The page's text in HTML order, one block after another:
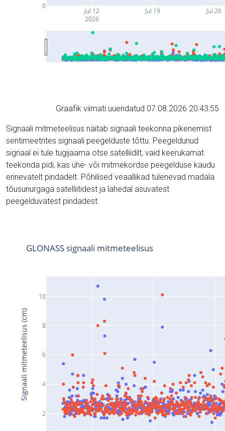
Jul 12
2026
Jul 19 Jul 26
0
Graafik viimati uuendatud 07.08.2026 20:43:55
Signaali mitmeteelisus näitab signaali teekonna pikenemist
sentimeetrites signaali peegelduste tõttu. Peegeldunud
signaal ei tule tugijaama otse satelliidilt, vaid keerukamat
teekonda pidi, kas ühe- või mitmekordse peegelduse kaudu
erinevatelt pindadelt. Põhilised veaallikad tulenevad madala
tõusunurgaga satelliitidest ja lähedal asuvatest
peegelduvatest pindadest.
2
4
6
8
10
GLONASS signaali mitmeteelisus
Signaali mitmeteelisus (cm)